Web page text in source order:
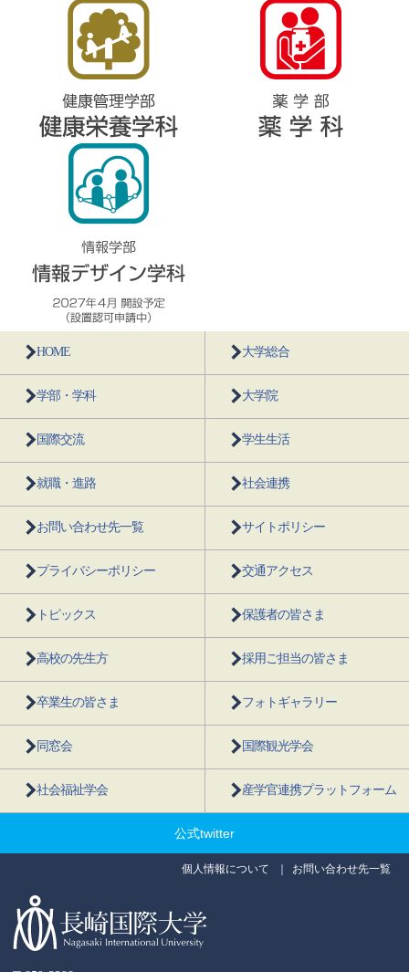
HOME 大学総合
学部・学科 大学院
国際交流 学生生活
就職・進路 社会連携
お問い合わせ先一覧 サイトポリシー
プライバシーポリシー 交通アクセス
トピックス 保護者の皆さま
高校の先生方 採用ご担当の皆さま
卒業生の皆さま フォトギャラリー
同窓会 国際観光学会
社会福祉学会 産学官連携プラットフォーム
公式twitter
個人情報について お問い合わせ先一覧